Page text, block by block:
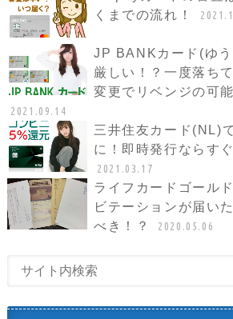
くまでの流れ！
JP BANKカード(ゆ
厳しい！？一度落ち
変更でリベンジの可
2021.09.14
三井住友カード(NL)
に！即時発行ならす
2021.03.17
ライフカードゴール
ビテーションが届い
べき！？
2020.05.06